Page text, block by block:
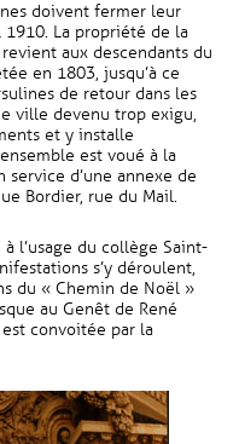
doivent fermer leur
La propriété de la
aux descendants du
en 1803, jusqu’à ce
de retour dans les
ville devenu trop exigu,
et y installe
est voué à la
d’une annexe de
Bordier, rue du Mail.
l’usage du collège Saint-
s’y déroulent,
du « Chemin de Noël »
au Genêt de René
convoitée par la